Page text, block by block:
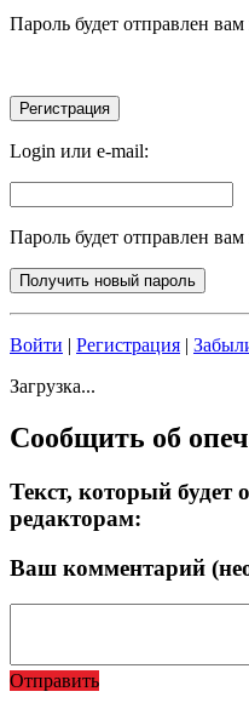
Пароль будет отправлен вам
Login или e-mail:
Пароль будет отправлен вам
Войти | Регистрация |
Загрузка...
Сообщить об
Текст, который
редакторам:
Ваш комментарий
Отправить